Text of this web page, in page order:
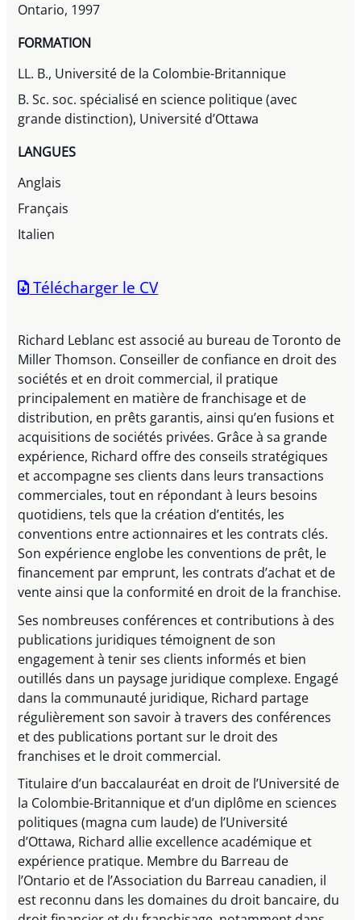
Ontario, 1997
FORMATION
LL. B., Université de la Colombie-Britannique
B. Sc. soc. spécialisé en science politique (avec
grande distinction), Université d’Ottawa
LANGUES
Anglais
Français
Italien
Télécharger le CV
Richard Leblanc est associé au bureau de Toronto de
Miller Thomson. Conseiller de confiance en droit des
sociétés et en droit commercial, il pratique
principalement en matière de franchisage et de
distribution, en prêts garantis, ainsi qu’en fusions et
acquisitions de sociétés privées. Grâce à sa grande
expérience, Richard offre des conseils stratégiques
et accompagne ses clients dans leurs transactions
commerciales, tout en répondant à leurs besoins
quotidiens, tels que la création d’entités, les
conventions entre actionnaires et les contrats clés.
Son expérience englobe les conventions de prêt, le
financement par emprunt, les contrats d’achat et de
vente ainsi que la conformité en droit de la franchise.
Ses nombreuses conférences et contributions à des
publications juridiques témoignent de son
engagement à tenir ses clients informés et bien
outillés dans un paysage juridique complexe. Engagé
dans la communauté juridique, Richard partage
régulièrement son savoir à travers des conférences
et des publications portant sur le droit des
franchises et le droit commercial.
Titulaire d’un baccalauréat en droit de l’Université de
la Colombie-Britannique et d’un diplôme en sciences
politiques (magna cum laude) de l’Université
d’Ottawa, Richard allie excellence académique et
expérience pratique. Membre du Barreau de
l’Ontario et de l’Association du Barreau canadien, il
est reconnu dans les domaines du droit bancaire, du